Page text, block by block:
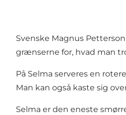
Svenske Magnus
grænserne for, hvad man
På Selma serveres en
Man kan også kaste sig
Selma er den eneste